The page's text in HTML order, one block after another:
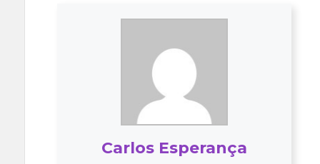
Carlos Esperança